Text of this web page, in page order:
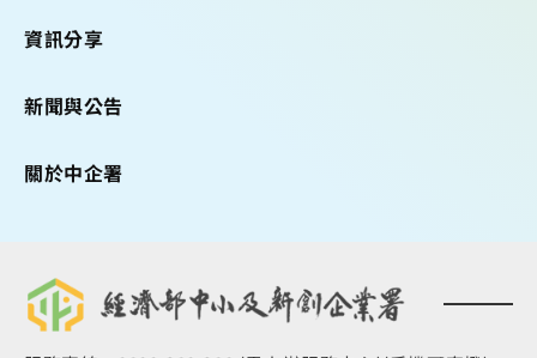
資訊分享
新聞與公告
關於中企署